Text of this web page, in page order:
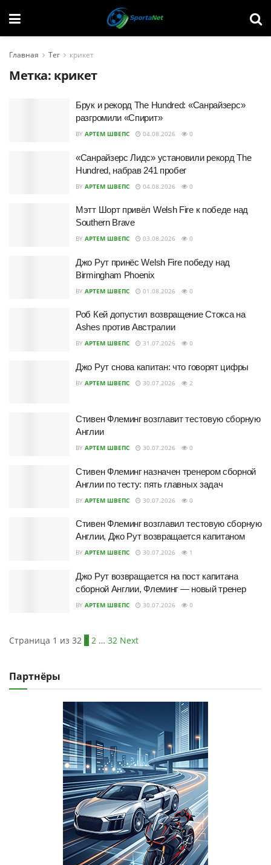
Главная Тег крикет
Метка: крикет
Брук и рекорд The Hundred: «Санрайзерс»
разгромили «Спирит»
BY АРТЕМ ШВЕПС 04.08.2026 0
«Санрайзерс Лидс» установили рекорд The
Hundred, набрав 241 пробег
BY АРТЕМ ШВЕПС 04.08.2026 0
Мэтт Шорт привёл Welsh Fire к победе над
Southern Brave
BY АРТЕМ ШВЕПС 03.08.2026 0
Джо Рут принёс Welsh Fire победу над
Birmingham Phoenix
BY АРТЕМ ШВЕПС 01.08.2026 0
Роб Кей допустил возвращение Стокса на
Ashes против Австралии
BY АРТЕМ ШВЕПС 31.07.2026 0
Джо Рут снова капитан: что говорят цифры
BY АРТЕМ ШВЕПС 30.07.2026 2
Стивен Флеминг возглавит тестовую сборную
Англии
BY АРТЕМ ШВЕПС 30.07.2026 0
Стивен Флеминг назначен тренером сборной
Англии по тесту: пять главных задач
BY АРТЕМ ШВЕПС 30.07.2026 0
Стивен Флеминг возглавил тестовую сборную
Англии, Джо Рут возвращается капитаном
BY АРТЕМ ШВЕПС 30.07.2026 1
Джо Рут возвращается на пост капитана
сборной Англии, Флеминг — новый тренер
BY АРТЕМ ШВЕПС 30.07.2026 0
Страница 1 из 32 1 2 … 32 Next
Партнёры